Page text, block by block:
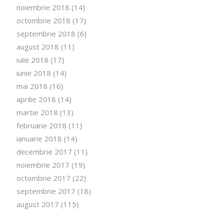
noiembrie 2018 (14)
octombrie 2018 (17)
septembrie 2018 (6)
august 2018 (11)
iulie 2018 (17)
iunie 2018 (14)
mai 2018 (16)
aprilie 2018 (14)
martie 2018 (13)
februarie 2018 (11)
ianuarie 2018 (14)
decembrie 2017 (11)
noiembrie 2017 (19)
octombrie 2017 (22)
septembrie 2017 (18)
august 2017 (115)